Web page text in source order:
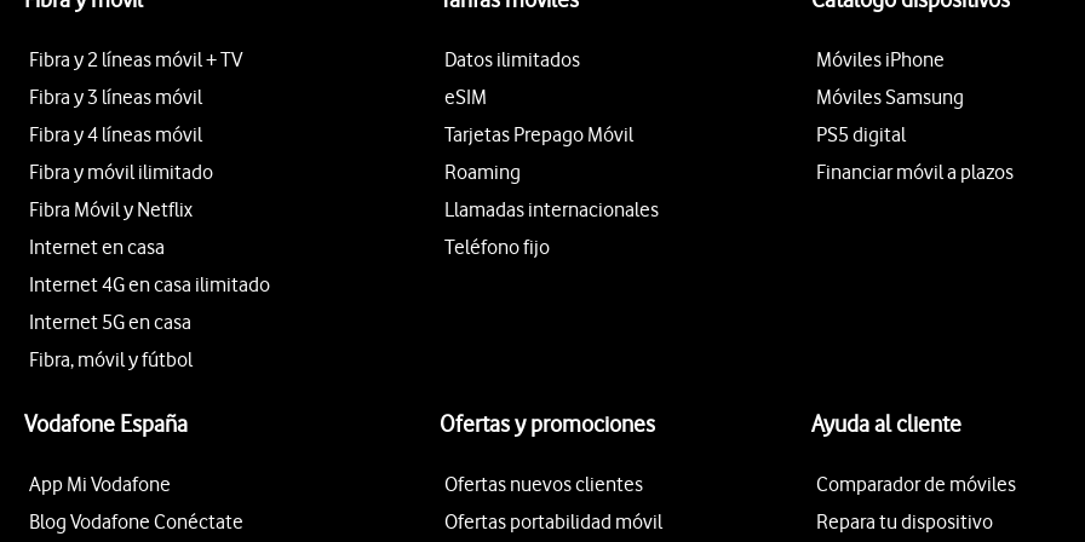
Fibra y 2 líneas móvil + TV
Fibra y 3 líneas móvil
Fibra y 4 líneas móvil
Fibra y móvil ilimitado
Fibra Móvil y Netflix
Internet en casa
Internet 4G en casa ilimitado
Internet 5G en casa
Fibra, móvil y fútbol
Datos ilimitados
eSIM
Tarjetas Prepago Móvil
Roaming
Llamadas internacionales
Teléfono fijo
Móviles iPhone
Móviles Samsung
PS5 digital
Financiar móvil a plazos
Vodafone España
App Mi Vodafone
Blog Vodafone Conéctate
Ofertas y promociones
Ofertas nuevos clientes
Ofertas portabilidad móvil
Ayuda al cliente
Comparador de móviles
Repara tu dispositivo